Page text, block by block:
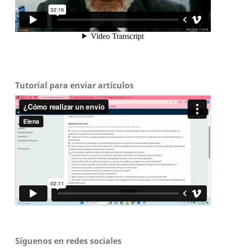
Tutorial para enviar artículos
Síguenos en redes sociales